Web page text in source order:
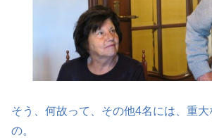
そう、何故って、その他4名には、重
の。